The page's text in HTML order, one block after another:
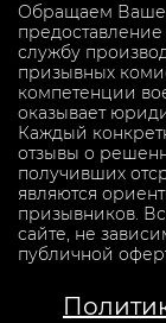
Обращаем Ваше
службу
призывных
компетенции
оказывает
Каждый
отзывы о
получивших
являются
призывников.
сайте, не
публичной